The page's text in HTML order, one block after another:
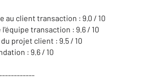
au client transaction : 9.0 / 10
transaction : 9.6 / 10
projet client : 9.5 / 10
: 9.6 / 10